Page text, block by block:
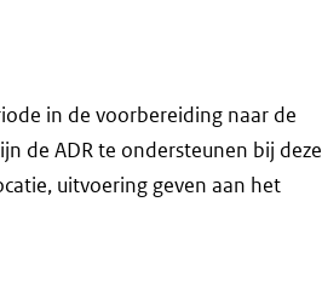
in de voorbereiding naar de
de ADR te ondersteunen bij deze
uitvoering geven aan het